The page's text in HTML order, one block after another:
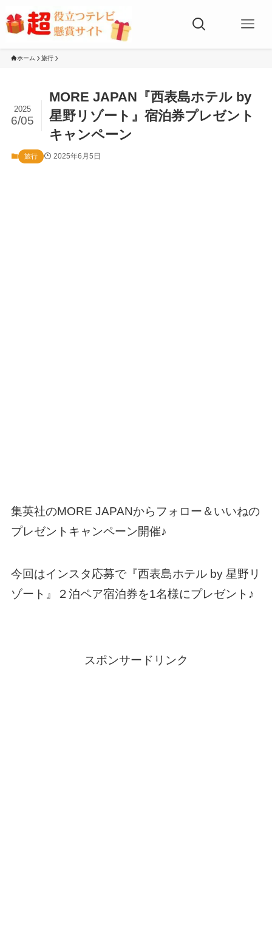
ホーム 旅行
MORE JAPAN『西表島ホテル by
星野リゾート』宿泊券プレゼント
キャンペーン
2025
6/05
旅行 2025年6月5日
集英社のMORE JAPANからフォロー＆いいねの
プレゼントキャンペーン開催♪
今回はインスタ応募で『西表島ホテル by 星野リ
ゾート』２泊ペア宿泊券を1名様にプレゼント♪
スポンサードリンク